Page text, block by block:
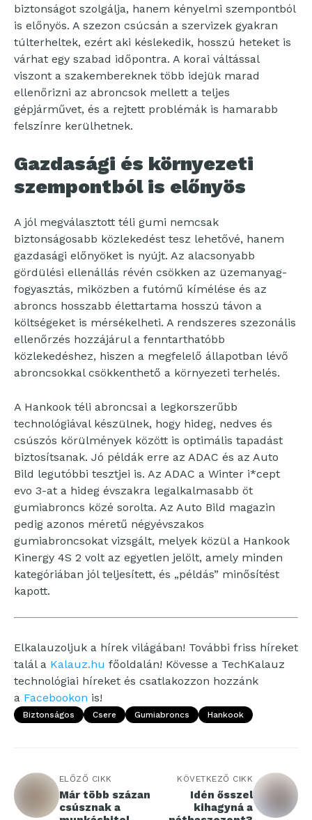
biztonságot szolgálja, hanem kényelmi szempontból
is előnyös. A szezon csúcsán a szervizek gyakran
túlterheltek, ezért aki késlekedik, hosszú heteket is
várhat egy szabad időpontra. A korai váltással
viszont a szakembereknek több idejük marad
ellenőrizni az abroncsok mellett a teljes
gépjárművet, és a rejtett problémák is hamarabb
felszínre kerülhetnek.
Gazdasági és környezeti
szempontból is előnyös
A jól megválasztott téli gumi nemcsak
biztonságosabb közlekedést tesz lehetővé, hanem
gazdasági előnyöket is nyújt. Az alacsonyabb
gördülési ellenállás révén csökken az üzemanyag-
fogyasztás, miközben a futómű kímélése és az
abroncs hosszabb élettartama hosszú távon a
költségeket is mérsékelheti. A rendszeres szezonális
ellenőrzés hozzájárul a fenntarthatóbb
közlekedéshez, hiszen a megfelelő állapotban lévő
abroncsokkal csökkenthető a környezeti terhelés.
A Hankook téli abroncsai a legkorszerűbb
technológiával készülnek, hogy hideg, nedves és
csúszós körülmények között is optimális tapadást
biztosítsanak. Jó példák erre az ADAC és az Auto
Bild legutóbbi tesztjei is. Az ADAC a Winter i*cept
evo 3-at a hideg évszakra legalkalmasabb öt
gumiabroncs közé sorolta. Az Auto Bild magazin
pedig azonos méretű négyévszakos
gumiabroncsokat vizsgált, melyek közül a Hankook
Kinergy 4S 2 volt az egyetlen jelölt, amely minden
kategóriában jól teljesített, és „példás” minősítést
kapott.
Elkalauzoljuk a hírek világában! További friss híreket
talál a Kalauz.hu főoldalán! Kövesse a TechKalauz
technológiai híreket és csatlakozzon hozzánk
a Facebookon is!
Biztonságos Csere Gumiabroncs Hankook
ELŐZŐ CIKK
Már több százan
csúsznak a
KÖVETKEZŐ CIKK
Idén ősszel
kihagyná a